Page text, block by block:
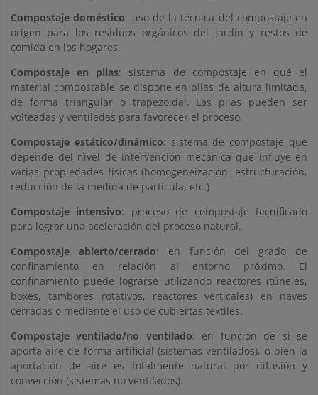
Compostaje doméstico: uso de la técnica del compostaje en
origen para los residuos orgánicos del jardín y restos de
comida en los hogares.
Compostaje en pilas: sistema de compostaje en qué el
material compostable se dispone en pilas de altura limitada,
de forma triangular o trapezoidal. Las pilas pueden ser
volteadas y ventiladas para favorecer el proceso.
Compostaje estático/dinámico: sistema de compostaje que
depende del nivel de intervención mecánica que influye en
varias propiedades físicas (homogeneización, estructuración,
reducción de la medida de partícula, etc.)
Compostaje intensivo: proceso de compostaje tecnificado
para lograr una aceleración del proceso natural.
Compostaje abierto/cerrado: en función del grado de
confinamiento en relación al entorno próximo. El
confinamiento puede lograrse utilizando reactores (túneles,
boxes, tambores rotativos, reactores verticales) en naves
cerradas o mediante el uso de cubiertas textiles.
Compostaje ventilado/no ventilado: en función de si se
aporta aire de forma artificial (sistemas ventilados), o bien la
aportación de aire es totalmente natural por difusión y
convección (sistemas no ventilados).